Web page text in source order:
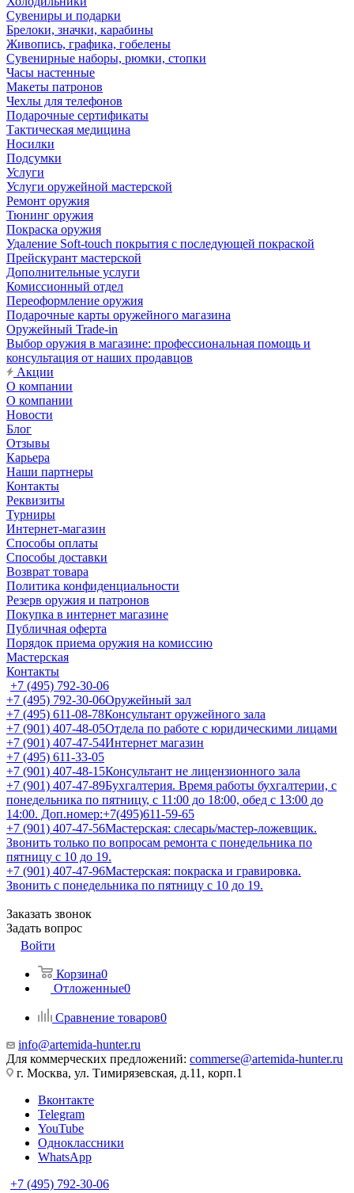
Сувениры и подарки
Брелоки, значки, карабины
Живопись, графика, гобелены
Сувенирные наборы, рюмки, стопки
Часы настенные
Макеты патронов
Чехлы для телефонов
Подарочные сертификаты
Тактическая медицина
Носилки
Подсумки
Услуги
Услуги оружейной мастерской
Ремонт оружия
Тюнинг оружия
Покраска оружия
Удаление Soft-touch покрытия с последующей покраской
Прейскурант мастерской
Дополнительные услуги
Комиссионный отдел
Переоформление оружия
Подарочные карты оружейного магазина
Оружейный Trade-in
Выбор оружия в магазине: профессиональная помощь и
консультация от наших продавцов
Акции
О компании
О компании
Новости
Блог
Отзывы
Карьера
Наши партнеры
Контакты
Реквизиты
Турниры
Интернет-магазин
Способы оплаты
Способы доставки
Возврат товара
Политика конфиденциальности
Резерв оружия и патронов
Покупка в интернет магазине
Публичная оферта
Порядок приема оружия на комиссию
Мастерская
Контакты
+7 (495) 792-30-06
+7 (495) 792-30-06Оружейный зал
+7 (495) 611-08-78Консультант оружейного зала
+7 (901) 407-48-05Отдела по работе с юридическими лицами
+7 (901) 407-47-54Интернет магазин
+7 (495) 611-33-05
+7 (901) 407-48-15Консультант не лицензионного зала
+7 (901) 407-47-89Бухгалтерия. Время работы бухгалтерии, с
понедельника по пятницу, с 11:00 до 18:00, обед с 13:00 до
14:00. Доп.номер:+7(495)611-59-65
+7 (901) 407-47-56Мастерская: слесарь/мастер-ложевщик.
Звонить только по вопросам ремонта с понедельника по
пятницу с 10 до 19.
+7 (901) 407-47-96Мастерская: покраска и гравировка.
Звонить с понедельника по пятницу с 10 до 19.
Заказать звонок
Задать вопрос
Войти
Корзина0
Отложенные0
Сравнение товаров0
info@artemida-hunter.ru
Для коммерческих предложений: commerse@artemida-hunter.ru
г. Москва, ул. Тимирязевская, д.11, корп.1
Вконтакте
Telegram
YouTube
Одноклассники
WhatsApp
+7 (495) 792-30-06